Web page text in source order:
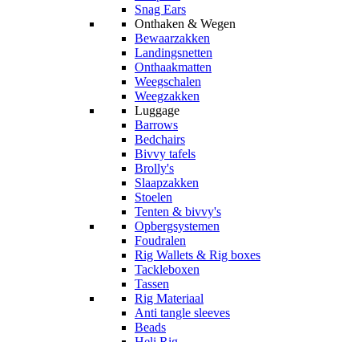
Snag Ears
Onthaken & Wegen
Bewaarzakken
Landingsnetten
Onthaakmatten
Weegschalen
Weegzakken
Luggage
Barrows
Bedchairs
Bivvy tafels
Brolly's
Slaapzakken
Stoelen
Tenten & bivvy's
Opbergsystemen
Foudralen
Rig Wallets & Rig boxes
Tackleboxen
Tassen
Rig Materiaal
Anti tangle sleeves
Beads